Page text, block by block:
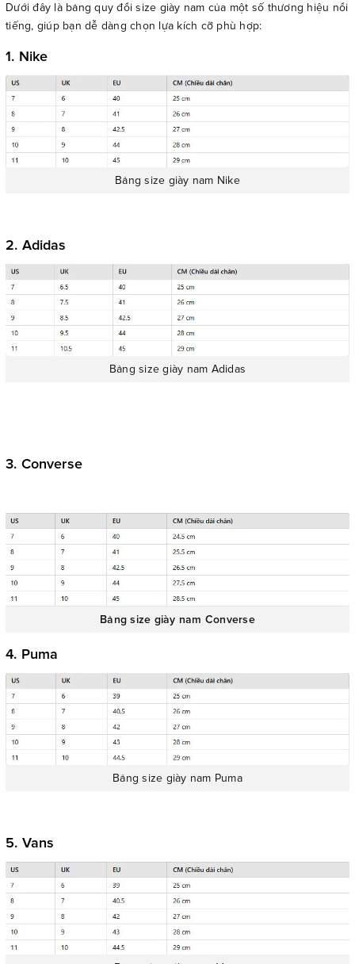
Dưới đây là bảng quy đổi size giày nam của một số thương hiệu nổi
tiếng, giúp bạn dễ dàng chọn lựa kích cỡ phù hợp:
1. Nike
Bảng size giày nam Nike
2. Adidas
Bảng size giày nam Adidas
3. Converse
Bảng size giày nam Converse
4. Puma
Bảng size giày nam Puma
5. Vans